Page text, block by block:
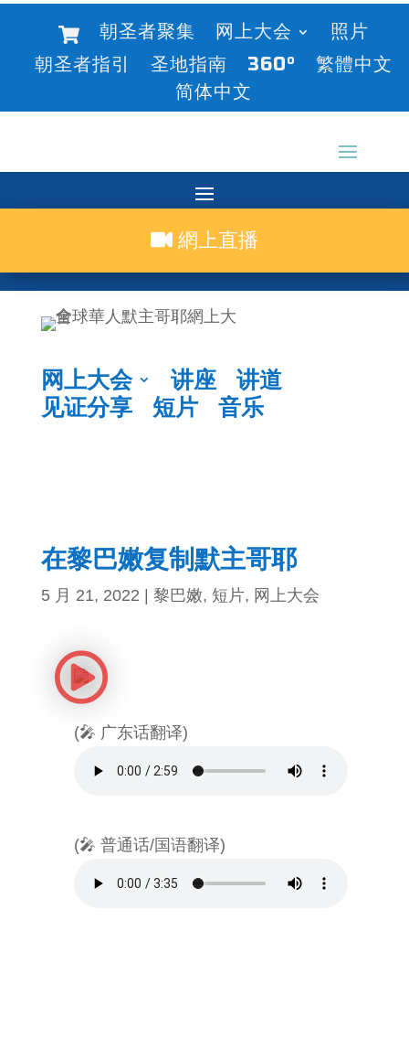
朝圣者聚集 网上大会
照片
朝圣者指引
圣地指南 360°
繁體中文
简体中文
網上直播
网上大会 讲座
讲道
见证分享
短片 音乐
在黎巴嫩复制默主哥耶
5 月 21, 2022 黎巴嫩, 短片, 网上大会
(🎤 广东话翻译)
(🎤 普通话/国语翻译)